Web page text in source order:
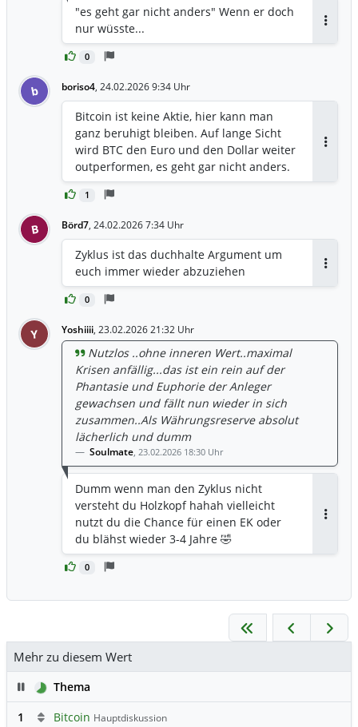
0
"es geht gar nicht anders" Wenn er doch
nur wüsste...
b boriso4, 24.02.2026 9:34 Uhr
1
Bitcoin ist keine Aktie, hier kann man
ganz beruhigt bleiben. Auf lange Sicht
wird BTC den Euro und den Dollar weiter
outperformen, es geht gar nicht anders.
B Börd7, 24.02.2026 7:34 Uhr
0
Zyklus ist das duchhalte Argument um
euch immer wieder abzuziehen
Y Yoshiiii, 23.02.2026 21:32 Uhr
0
Nutzlos ..ohne inneren Wert..maximal
Krisen anfällig...das ist ein rein auf der
Phantasie und Euphorie der Anleger
gewachsen und fällt nun wieder in sich
zusammen..Als Währungsreserve absolut
lächerlich und dumm
Soulmate, 23.02.2026 18:30 Uhr
Dumm wenn man den Zyklus nicht
versteht du Holzkopf hahah vielleicht
nutzt du die Chance für einen EK oder
du blähst wieder 3-4 Jahre 🤣
Mehr zu diesem Wert
PauseThema
1
Bitcoin Hauptdiskussion